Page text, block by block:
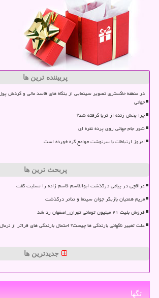
پربیننده ترین ها
در منطقه خاکستری تصویر سینمایی از بنگاه های فاسد مالی و گردش
جهانی
چرا پخش زنده از ثریا گرفته شد؟
شور جام جهانی روی پرده نقره ای
امروز ارتباطات با سرنوشت جوامع گره خورده است
پربحث ترین ها
عراقچی در پیامی درگذشت ابوالقاسم قاسم زاده را تسلیت گفت
مریم همتیان بازیگر جوان سینما و تئاتر درگذشت
فروش بلیت ۲۱ میلیون تومانی تهران_اصفهان رد شد
علت تغییر ناگهانی بارندگی ها چیست؟ احتمال بارندگی های فراتر از
جدیدترین ها
تگها